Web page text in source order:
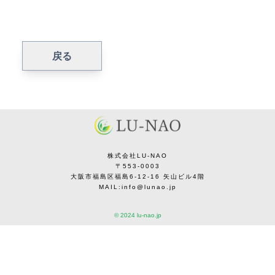
戻る
株式会社LU-NAO
〒553-0003
大阪市福島区福島6-12-16 矢山ビル4階
MAIL:info@lunao.jp
©︎ 2024 lu-nao.jp